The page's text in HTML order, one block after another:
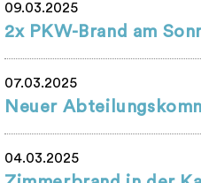
09.03.2025
2x PKW-Brand am
07.03.2025
Neuer
04.03.2025